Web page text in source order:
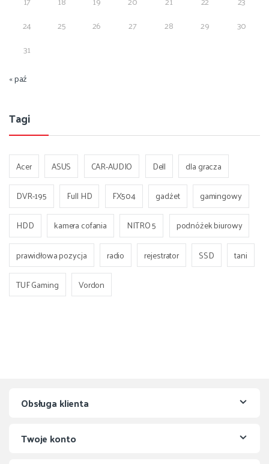
24
25 26 27 28 29
30
31
« paź
Tagi
Acer ASUS CAR-AUDIO Dell
dla gracza
DVR-195
Full HD FX504 gadżet
gamingowy
HDD
kamera cofania NITRO 5
podnóżek biurowy
prawidłowa pozycja
radio rejestrator SSD
tani
TUF Gaming
Vordon
Obsługa klienta
Twoje konto